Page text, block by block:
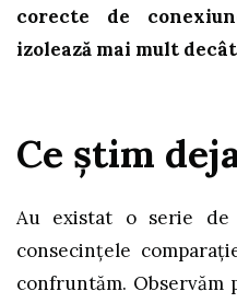
corecte de
izolează mai mult
Ce știm
Au existat o serie de
consecințele
confruntăm. Observăm